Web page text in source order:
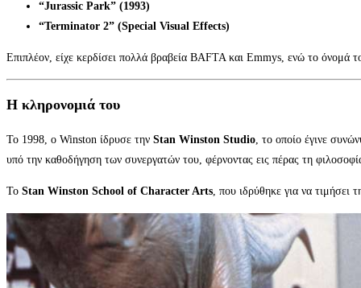
“Jurassic Park” (1993)
“Terminator 2” (Special Visual Effects)
Επιπλέον, είχε κερδίσει πολλά βραβεία BAFTA και Emmys, ενώ το όνομά
Η κληρονομιά του
Το 1998, ο Winston ίδρυσε την Stan Winston Studio, το οποίο έγινε
υπό την καθοδήγηση των συνεργατών του, φέρνοντας εις πέρας τη
Το Stan Winston School of Character Arts, που ιδρύθηκε για να τιμήσει